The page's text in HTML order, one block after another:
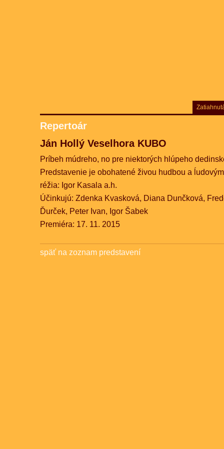
Repertoár
Ján Hollý Veselhora KUBO
Príbeh múdreho, no pre niektorých hlúpeho
Predstavenie je obohatené živou hudbou a
réžia: Igor Kasala a.h.
Účinkujú: Zdenka Kvasková, Diana Dunčková,
Ďurček, Peter Ivan, Igor Šabek
Premiéra: 17. 11. 2015
späť na zoznam predstavení